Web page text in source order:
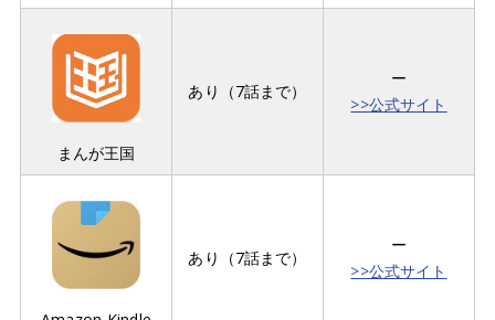
まんが王国
あり（7話まで）
ー
>>公式サイト
あり（7話まで）
ー
>>公式サイト